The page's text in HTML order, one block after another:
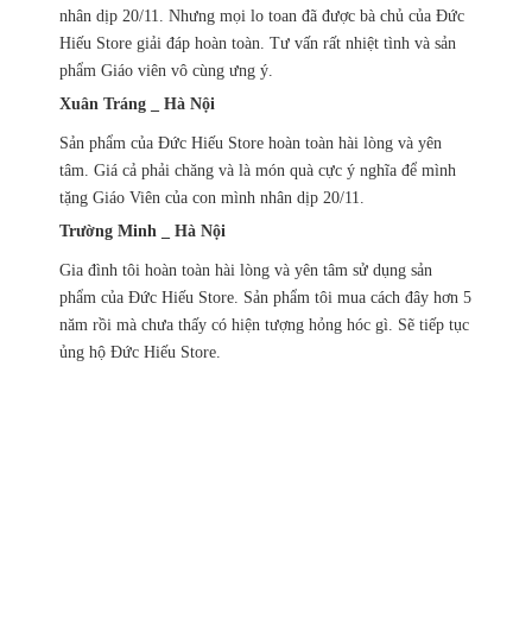
nhân dịp 20/11. Nhưng mọi lo toan đã được bà chủ của Đức
Hiếu Store giải đáp hoàn toàn. Tư vấn rất nhiệt tình và sản
phẩm Giáo viên vô cùng ưng ý.
Xuân Tráng _ Hà Nội
Sản phẩm của Đức Hiếu Store hoàn toàn hài lòng và yên
tâm. Giá cả phải chăng và là món quà cực ý nghĩa để mình
tặng Giáo Viên của con mình nhân dịp 20/11.
Trường Minh _ Hà Nội
Gia đình tôi hoàn toàn hài lòng và yên tâm sử dụng sản
phẩm của Đức Hiếu Store. Sản phẩm tôi mua cách đây hơn 5
năm rồi mà chưa thấy có hiện tượng hỏng hóc gì. Sẽ tiếp tục
ủng hộ Đức Hiếu Store.